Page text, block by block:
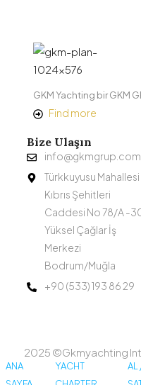
GKM Yachting bir GKM
Find more
Bize Ulaşın
Türkkuyusu Mahallesi
Kıbrıs Şehitleri
Caddesi No 78/A -
Yüksel Çağlar İş
Merkezi
Bodrum/Muğla
+90 (533) 193 86 29
2025 ©Gkmyachting
ANA
YACHT
AL